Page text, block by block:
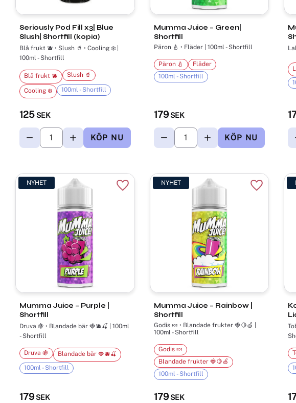
Seriously Pod Fill x3| Blue
Slush| Shortfill (kopia)
Blå frukt 🫐 • Slush 🥤 • Cooling ❄️ |
100ml - Shortfill
125 SEK
Blå frukt 🫐 Slush 🥤
Cooling ❄️ 100ml - Shortfill
Mumma Juice – Green|
Shortfill
Päron 🍐 • Fläder | 100ml - Shortfill
179SEK
Päron 🍐
Fläder
100ml - Shortfill
Mumma Juice – Purple |
Shortfill
Druva 🍇 • Blandade bär 🍓🫐🍒 | 100ml
- Shortfill
179 SEK
Druva 🍇
Blandade bär 🍓🫐🍒
100ml - Shortfill
NYHET
Lägg till i favoriter
Mumma Juice – Rainbow |
Shortfill
Godis 🍬 • Blandade frukter 🍓🍋🍏 |
100ml - Shortfill
179SEK
Godis 🍬
Blandade frukter 🍓🍋🍏
100ml - Shortfill
NYHET
Lägg till i
Tobak •